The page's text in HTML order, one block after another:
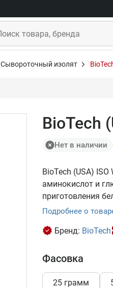
Сывороточный изолят
BioTech
Нет в наличии
BioTech (USA)
аминокислот и
приготовления
Подробнее о
Бренд: BioTech
Фасовка
25 грамм